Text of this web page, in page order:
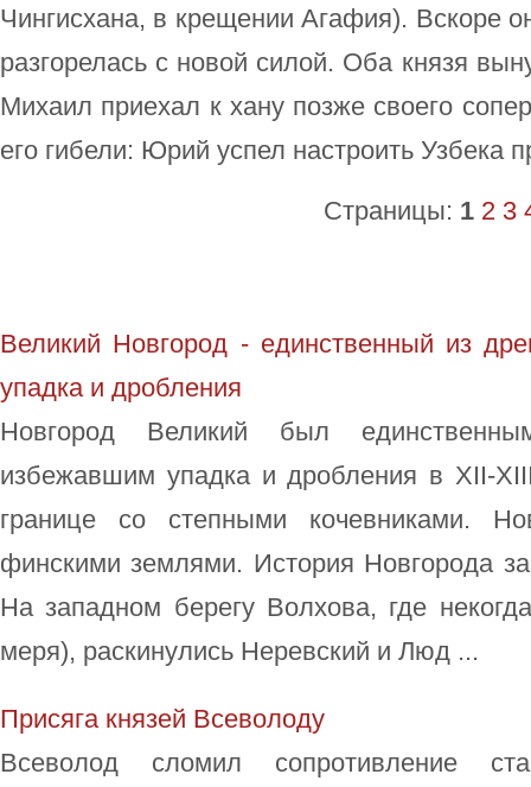
Чингисхана, в крещении Агафия). Вскоре
разгорелась с новой силой. Оба князя
Михаил приехал к хану позже своего
его гибели: Юрий успел настроить Узбека
Страницы: 1 2 3
Великий Новгород - единственный из
упадка и дробления
Новгород Великий был
избежавшим упадка и дробления в XII-
границе со степными кочевниками.
финскими землями. История Новгорода
На западном берегу Волхова, где
меря), раскинулись Неревский и Люд ...
Присяга князей Всеволоду
Всеволод сломил сопротивление